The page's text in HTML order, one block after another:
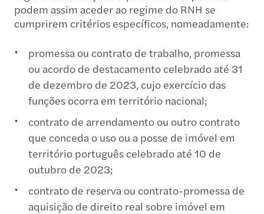
podem assim aceder ao regime do RNH se
cumprirem critérios específicos, nomeadamente:
promessa ou contrato de trabalho, promessa
ou acordo de destacamento celebrado até 31
de dezembro de 2023, cujo exercício das
funções ocorra em território nacional;
contrato de arrendamento ou outro contrato
que conceda o uso ou a posse de imóvel em
território português celebrado até 10 de
outubro de 2023;
contrato de reserva ou contrato-promessa de
aquisição de direito real sobre imóvel em